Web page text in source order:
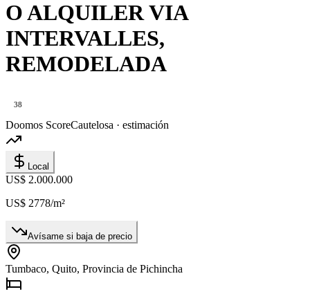
O ALQUILER VIA
INTERVALLES,
REMODELADA
38
Doomos ScoreCautelosa · estimación
Local
US$ 2.000.000
US$ 2778/m²
Avísame si baja de precio
Tumbaco, Quito, Provincia de Pichincha